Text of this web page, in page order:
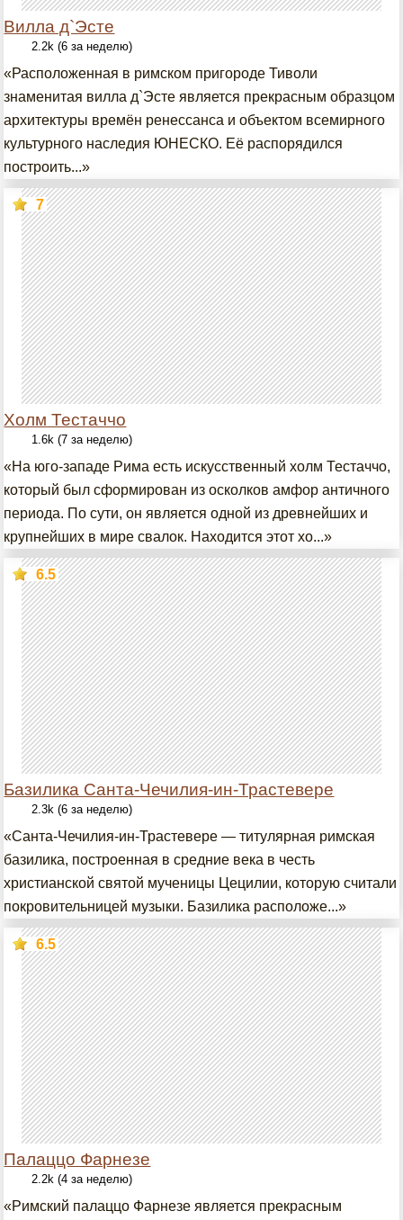
Вилла д`Эсте
2.2k (6 за неделю)
«Расположенная в римском пригороде Тиволи
знаменитая вилла д`Эсте является прекрасным образцом
архитектуры времён ренессанса и объектом всемирного
культурного наследия ЮНЕСКО. Её распорядился
построить...»
Холм Тестаччо
7
1.6k (7 за неделю)
«На юго-западе Рима есть искусственный холм Тестаччо,
который был сформирован из осколков амфор античного
периода. По сути, он является одной из древнейших и
крупнейших в мире свалок. Находится этот хо...»
Базилика Санта-Чечилия-ин-Трастевере
6.5
2.3k (6 за неделю)
«Санта-Чечилия-ин-Трастевере — титулярная римская
базилика, построенная в средние века в честь
христианской святой мученицы Цецилии, которую считали
покровительницей музыки. Базилика расположе...»
Палаццо Фарнезе
6.5
2.2k (4 за неделю)
«Римский палаццо Фарнезе является прекрасным